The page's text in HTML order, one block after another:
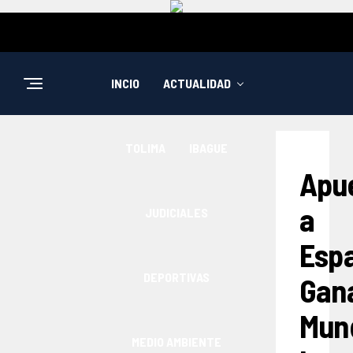
INCIO ACTUALIDAD
a